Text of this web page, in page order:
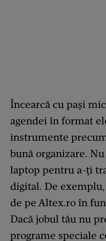
Încearcă cu pași
agendei în format
instrumente
bună organizare.
laptop pentru a-ți
digital. De
de pe Altex.ro în
Dacă jobul tău nu
programe speciale